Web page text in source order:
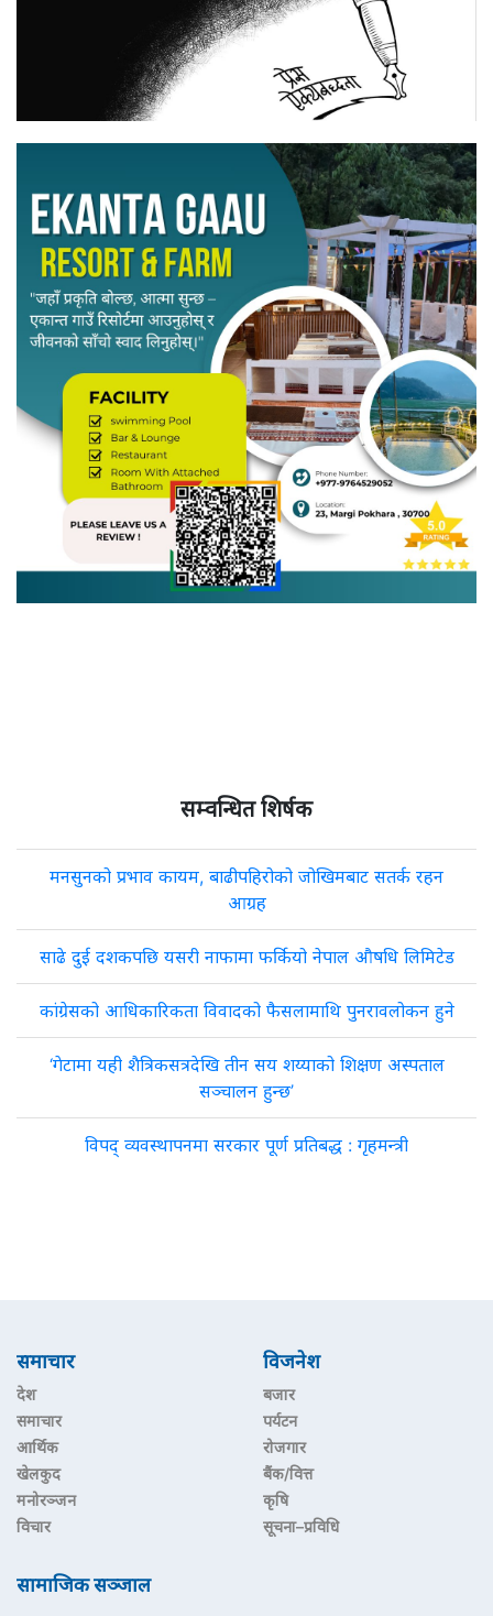
सम्वन्धित शिर्षक
मनसुनको प्रभाव कायम, बाढीपहिरोको जोखिमबाट सतर्क रहन
आग्रह
साढे दुई दशकपछि यसरी नाफामा फर्कियो नेपाल औषधि लिमिटेड
कांग्रेसको आधिकारिकता विवादको फैसलामाथि पुनरावलोकन हुने
‘गेटामा यही शैत्रिकसत्रदेखि तीन सय शय्याको शिक्षण अस्पताल
सञ्चालन हुन्छ’
विपद् व्यवस्थापनमा सरकार पूर्ण प्रतिबद्ध : गृहमन्त्री
समाचार
देश
समाचार
आर्थिक
खेलकुद
मनोरञ्जन
विचार
विजनेश
बजार
पर्यटन
रोजगार
बैंक/वित्त
कृषि
सूचना–प्रविधि
सामाजिक सञ्जाल